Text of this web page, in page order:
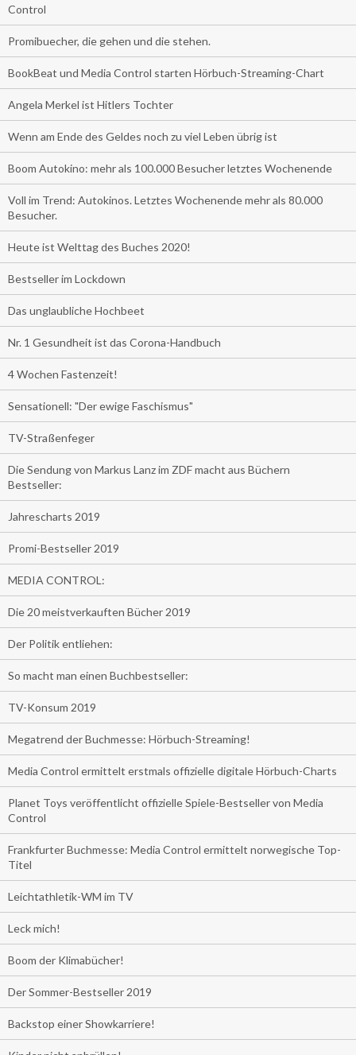
Control
Promibuecher, die gehen und die stehen.
BookBeat und Media Control starten Hörbuch-Streaming-Chart
Angela Merkel ist Hitlers Tochter
Wenn am Ende des Geldes noch zu viel Leben übrig ist
Boom Autokino: mehr als 100.000 Besucher letztes Wochenende
Voll im Trend: Autokinos. Letztes Wochenende mehr als 80.000
Besucher.
Heute ist Welttag des Buches 2020!
Bestseller im Lockdown
Das unglaubliche Hochbeet
Nr. 1 Gesundheit ist das Corona-Handbuch
4 Wochen Fastenzeit!
Sensationell: "Der ewige Faschismus"
TV-Straßenfeger
Die Sendung von Markus Lanz im ZDF macht aus Büchern
Bestseller:
Jahrescharts 2019
Promi-Bestseller 2019
MEDIA CONTROL:
Die 20 meistverkauften Bücher 2019
Der Politik entliehen:
So macht man einen Buchbestseller:
TV-Konsum 2019
Megatrend der Buchmesse: Hörbuch-Streaming!
Media Control ermittelt erstmals offizielle digitale Hörbuch-Charts
Planet Toys veröffentlicht offizielle Spiele-Bestseller von Media
Control
Frankfurter Buchmesse: Media Control ermittelt norwegische Top-
Titel
Leichtathletik-WM im TV
Leck mich!
Boom der Klimabücher!
Der Sommer-Bestseller 2019
Backstop einer Showkarriere!